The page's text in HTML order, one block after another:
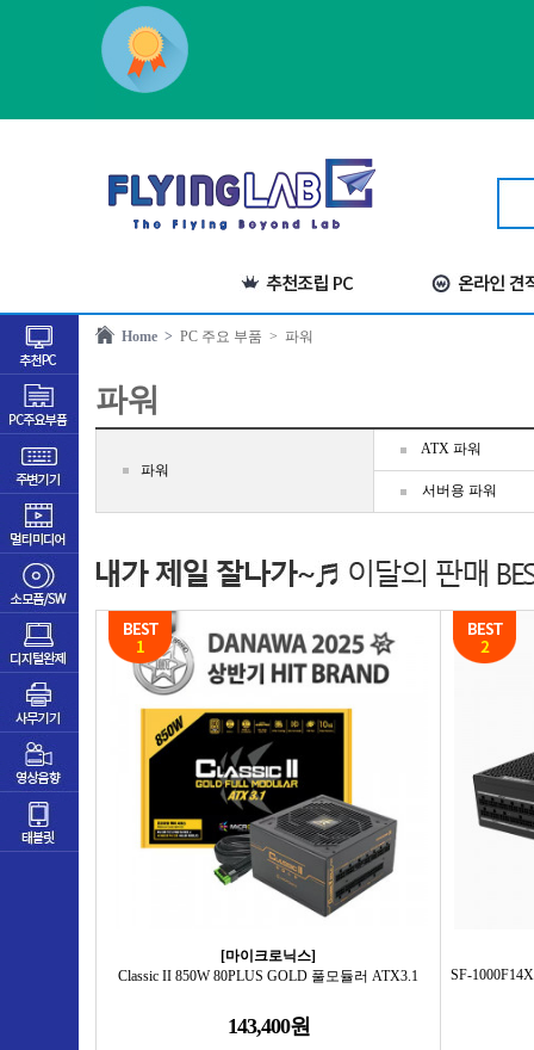
Home > PC 주요 부품 > 파워
파워
파워
ATX 파워
서버용 파워
[마이크로닉스]
Classic II 850W 80PLUS GOLD 풀모듈러 ATX3.1
143,400원
SF-